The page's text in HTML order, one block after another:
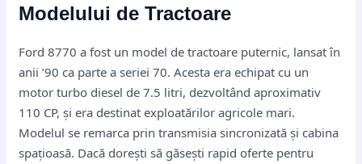
Modelului de Tractoare
Ford 8770 a fost un model de tractoare puternic, lansat în
anii ’90 ca parte a seriei 70. Acesta era echipat cu un
motor turbo diesel de 7.5 litri, dezvoltând aproximativ
110 CP, și era destinat exploatărilor agricole mari.
Modelul se remarca prin transmisia sincronizată și cabina
spațioasă. Dacă dorești să găsești rapid oferte pentru